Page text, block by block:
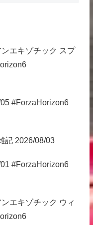
エキゾチック スプ
#ForzaHorizon6
記 2026/08/03
#ForzaHorizon6
エキゾチック ウィ